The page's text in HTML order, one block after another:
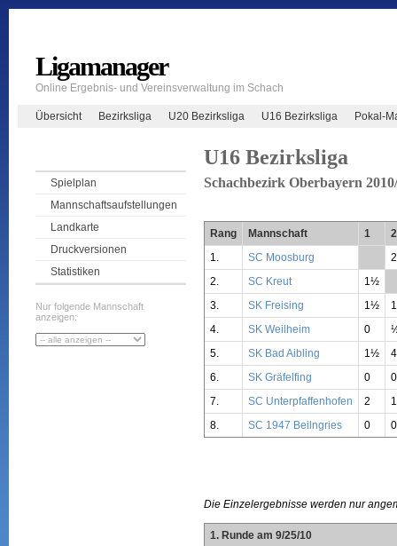
Ligamanager
Online Ergebnis- und Vereinsverwaltung im Schach
Übersicht Bezirksliga U20 Bezirksliga U16 Bezirksliga Pokal-
Spielplan
Mannschaftsaufstellungen
Landkarte
Druckversionen
Statistiken
Nur folgende Mannschaft
anzeigen:
U16 Bezirksliga
Schachbezirk Oberbayern
Rang Mannschaft 1
2
1.
SC Moosburg
2.
SC Kreut 1½
3.
SK Freising 1½
4.
SK Weilheim 0
5.
SK Bad Aibling 1½
4
6.
SK Gräfelfing 0
0
7.
SC Unterpfaffenhofen 2
1
8.
SC 1947 Beilngries 0 0
Die Einzelergebnisse werden nur
1. Runde am 9/25/10